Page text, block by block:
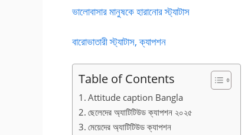
ভালোবাসার মানুষকে হারানোর স্ট্যাটাস
বারোভাতারী স্ট্যাটাস, ক্যাপশন
Table of Contents
Attitude caption Bangla
ছেলেদের অ্যাটিটিউড ক্যাপশন ২০২৫
মেয়েদের অ্যাটিটিউড ক্যাপশন